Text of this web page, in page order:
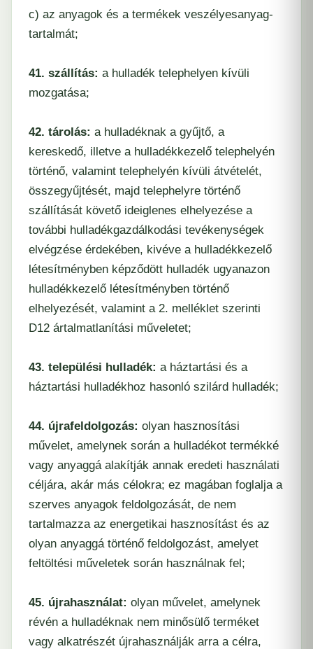
c) az anyagok és a termékek veszélyesanyag-
tartalmát;
41. szállítás: a hulladék telephelyen kívüli
mozgatása;
42. tárolás: a hulladéknak a gyűjtő, a
kereskedő, illetve a hulladékkezelő telephelyén
történő, valamint telephelyén kívüli átvételét,
összegyűjtését, majd telephelyre történő
szállítását követő ideiglenes elhelyezése a
további hulladékgazdálkodási tevékenységek
elvégzése érdekében, kivéve a hulladékkezelő
létesítményben képződött hulladék ugyanazon
hulladékkezelő létesítményben történő
elhelyezését, valamint a 2. melléklet szerinti
D12 ártalmatlanítási műveletet;
43. települési hulladék: a háztartási és a
háztartási hulladékhoz hasonló szilárd hulladék;
44. újrafeldolgozás: olyan hasznosítási
művelet, amelynek során a hulladékot termékké
vagy anyaggá alakítják annak eredeti használati
céljára, akár más célokra; ez magában foglalja a
szerves anyagok feldolgozását, de nem
tartalmazza az energetikai hasznosítást és az
olyan anyaggá történő feldolgozást, amelyet
feltöltési műveletek során használnak fel;
45. újrahasználat: olyan művelet, amelynek
révén a hulladéknak nem minősülő terméket
vagy alkatrészét újrahasználják arra a célra,